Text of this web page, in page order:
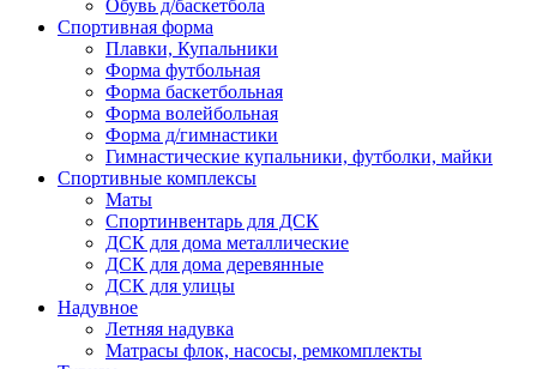
Обувь д/баскетбола
Спортивная форма
Плавки, Купальники
Форма футбольная
Форма баскетбольная
Форма волейбольная
Форма д/гимнастики
Гимнастические купальники, футболки, майки
Спортивные комплексы
Маты
Спортинвентарь для ДСК
ДСК для дома металлические
ДСК для дома деревянные
ДСК для улицы
Надувное
Летняя надувка
Матрасы флок, насосы, ремкомплекты